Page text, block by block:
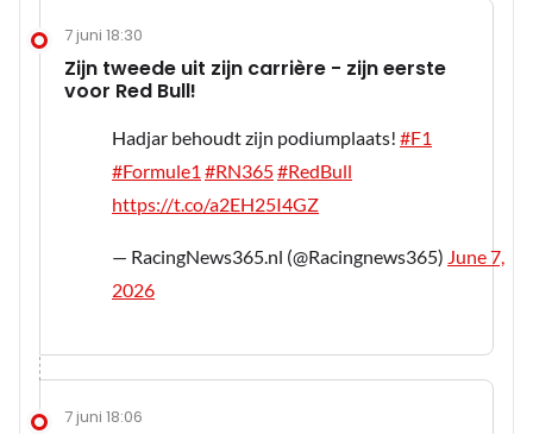
7 juni 18:30
Zijn tweede uit zijn carrière - zijn eerste
voor Red Bull!
Hadjar behoudt zijn podiumplaats! #F1
#Formule1 #RN365#RedBull
https://t.co/a2EH25I4GZ
— RacingNews365.nl (@Racingnews365) June 7,
2026
7 juni 18:06